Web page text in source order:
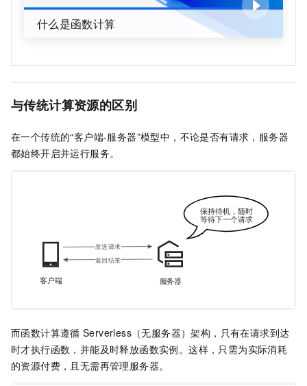
什么是函数计算
与传统计算资源的区别
在一个传统的“客户端-服务器”模型中，不论是否有请求，服务器
都始终开启并运行服务。
而函数计算遵循 Serverless（无服务器）架构，只有在请求到达
时才执行函数，并能及时释放函数实例。这样，只需为实际消耗
的资源付费，且无需再管理服务器。